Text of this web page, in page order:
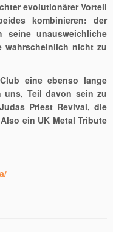
evolutionärer Vorteil
kombinieren: der
seine unausweichliche
wahrscheinlich nicht zu
eine ebenso lange
Teil davon sein zu
Priest Revival, die
ein UK Metal Tribute